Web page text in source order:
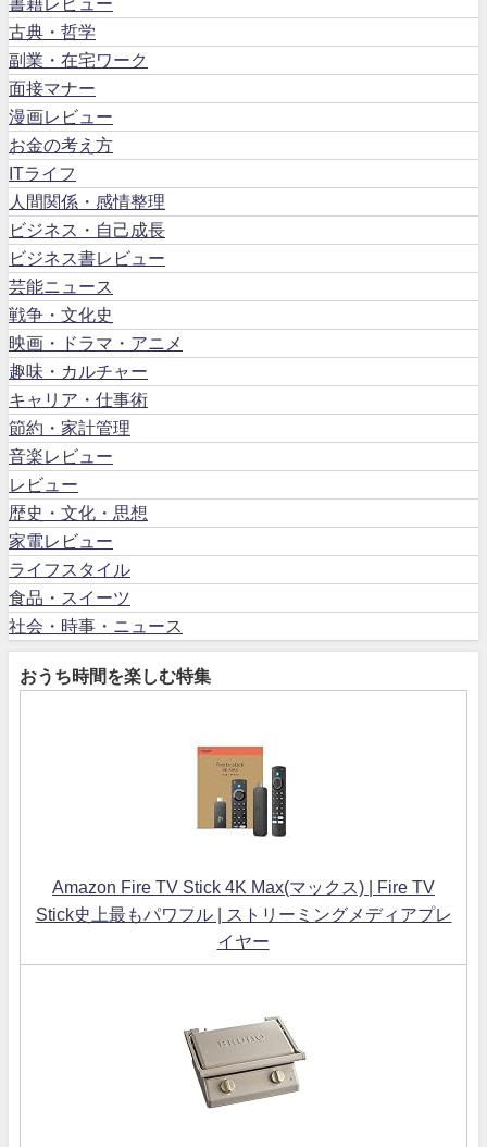
古典・哲学
副業・在宅ワーク
面接マナー
漫画レビュー
お金の考え方
ITライフ
人間関係・感情整理
ビジネス・自己成長
ビジネス書レビュー
芸能ニュース
戦争・文化史
映画・ドラマ・アニメ
趣味・カルチャー
キャリア・仕事術
節約・家計管理
音楽レビュー
レビュー
歴史・文化・思想
家電レビュー
ライフスタイル
食品・スイーツ
社会・時事・ニュース
おうち時間を楽しむ特集
Amazon Fire TV Stick 4K Max(マックス) | Fire TV
Stick史上最もパワフル | ストリーミングメディアプレ
イヤー